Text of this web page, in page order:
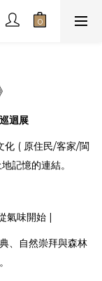
迴展
化 ( 原住民/客家/閩
記憶的連結。
氣味開始 |
、自然崇拜與森林